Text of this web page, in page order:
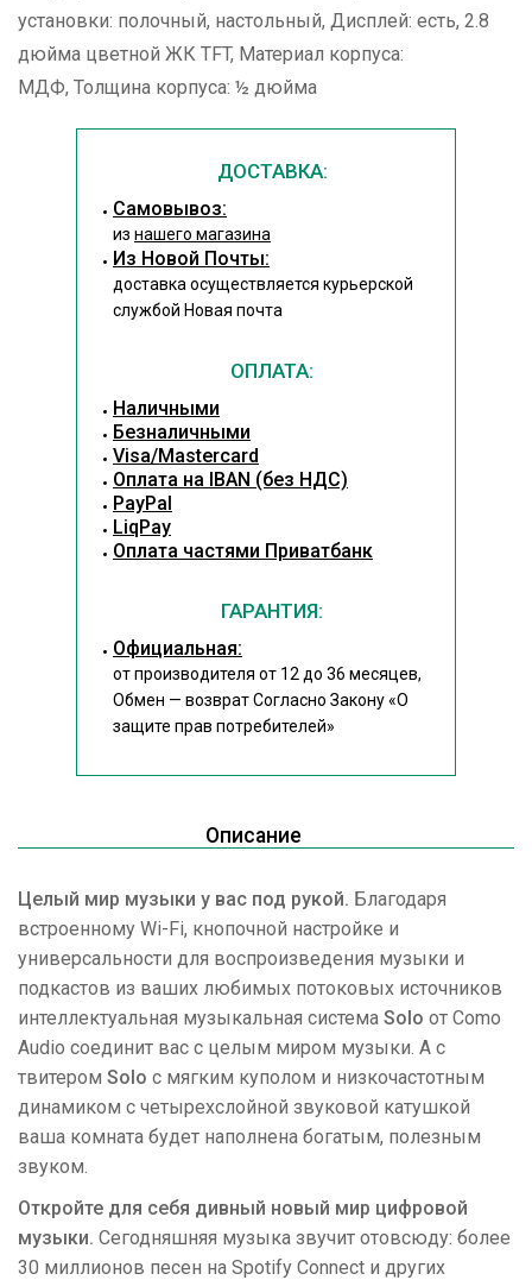
установки: полочный, настольный, Дисплей: есть, 2.8
дюйма цветной ЖК TFT, Материал корпуса:
МДФ, Толщина корпуса: ½ дюйма
ДОСТАВКА:
Cамовывоз:
из нашего магазина
Из Новой Почты:
доставка осуществляется курьерской
службой Новая почта
ОПЛАТА:
Наличными
Безналичными
Visa/Mastercard
Оплата на IBAN (без НДС)
PayPal
LiqPay
Оплата частями Приватбанк
ГАРАНТИЯ:
Официальная:
от производителя от 12 до 36 месяцев,
Обмен — возврат Согласно Закону«О
защите прав потребителей»
Описание
Целый мир музыки у вас под рукой. Благодаря
встроенному Wi-Fi, кнопочной настройке и
универсальности для воспроизведения музыки и
подкастов из ваших любимых потоковых источников
интеллектуальная музыкальная система Solo от Como
Audio соединит вас с целым миром музыки. А с
твитером Solo с мягким куполом и низкочастотным
динамиком с четырехслойной звуковой катушкой
ваша комната будет наполнена богатым, полезным
звуком.
Откройте для себя дивный новый мир цифровой
музыки. Сегодняшняя музыка звучит отовсюду: более
30 миллионов песен на Spotify Connect и других